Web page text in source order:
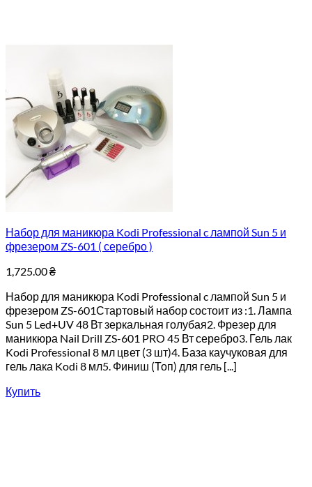
Набор для маникюра Kodi Professional c лампой Sun 5 и
фрезером ZS-601 ( серебро )
1,725.00₴
Набор для маникюра Kodi Professional c лампой Sun 5 и
фрезером ZS-601Стартовый набор состоит из :1. Лампа
Sun 5 Led+UV 48 Вт зеркальная голубая2. Фрезер для
маникюра Nail Drill ZS-601 PRO 45 Вт серебро3. Гель лак
Kodi Professional 8 мл цвет (3 шт)4. База каучуковая для
гель лака Kodi 8 мл5. Финиш (Топ) для гель [...]
Купить